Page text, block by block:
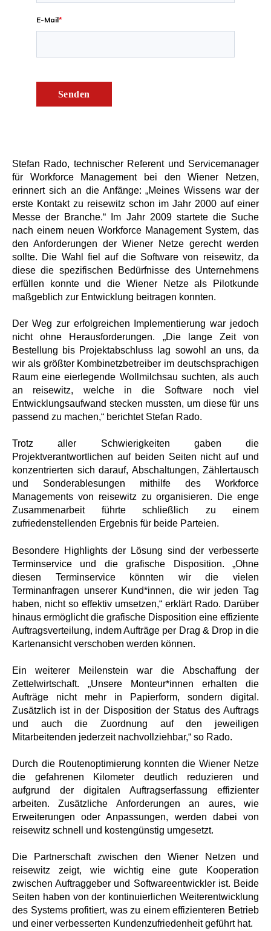
E-Mail*
Senden
Stefan Rado, technischer Referent und Servicemanager
für Workforce Management bei den Wiener Netzen,
erinnert sich an die Anfänge: „Meines Wissens war der
erste Kontakt zu reisewitz schon im Jahr 2000 auf einer
Messe der Branche.“ Im Jahr 2009 startete die Suche
nach einem neuen Workforce Management System, das
den Anforderungen der Wiener Netze gerecht werden
sollte. Die Wahl fiel auf die Software von reisewitz, da
diese die spezifischen Bedürfnisse des Unternehmens
erfüllen konnte und die Wiener Netze als Pilotkunde
maßgeblich zur Entwicklung beitragen konnten.
Der Weg zur erfolgreichen Implementierung war jedoch
nicht ohne Herausforderungen. „Die lange Zeit von
Bestellung bis Projektabschluss lag sowohl an uns, da
wir als größter Kombinetzbetreiber im deutschsprachigen
Raum eine eierlegende Wollmilchsau suchten, als auch
an reisewitz, welche in die Software noch viel
Entwicklungsaufwand stecken mussten, um diese für uns
passend zu machen,“ berichtet Stefan Rado.
Trotz aller Schwierigkeiten gaben die
Projektverantwortlichen auf beiden Seiten nicht auf und
konzentrierten sich darauf, Abschaltungen, Zählertausch
und Sonderablesungen mithilfe des Workforce
Managements von reisewitz zu organisieren. Die enge
Zusammenarbeit führte schließlich zu einem
zufriedenstellenden Ergebnis für beide Parteien.
Besondere Highlights der Lösung sind der verbesserte
Terminservice und die grafische Disposition. „Ohne
diesen Terminservice könnten wir die vielen
Terminanfragen unserer Kund*innen, die wir jeden Tag
haben, nicht so effektiv umsetzen,“ erklärt Rado. Darüber
hinaus ermöglicht die grafische Disposition eine effiziente
Auftragsverteilung, indem Aufträge per Drag & Drop in die
Kartenansicht verschoben werden können.
Ein weiterer Meilenstein war die Abschaffung der
Zettelwirtschaft. „Unsere Monteur*innen erhalten die
Aufträge nicht mehr in Papierform, sondern digital.
Zusätzlich ist in der Disposition der Status des Auftrags
und auch die Zuordnung auf den jeweiligen
Mitarbeitenden jederzeit nachvollziehbar,“ so Rado.
Durch die Routenoptimierung konnten die Wiener Netze
die gefahrenen Kilometer deutlich reduzieren und
aufgrund der digitalen Auftragserfassung effizienter
arbeiten. Zusätzliche Anforderungen an aures, wie
Erweiterungen oder Anpassungen, werden dabei von
reisewitz schnell und kostengünstig umgesetzt.
Die Partnerschaft zwischen den Wiener Netzen und
reisewitz zeigt, wie wichtig eine gute Kooperation
zwischen Auftraggeber und Softwareentwickler ist. Beide
Seiten haben von der kontinuierlichen Weiterentwicklung
des Systems profitiert, was zu einem effizienteren Betrieb
und einer verbesserten Kundenzufriedenheit geführt hat.